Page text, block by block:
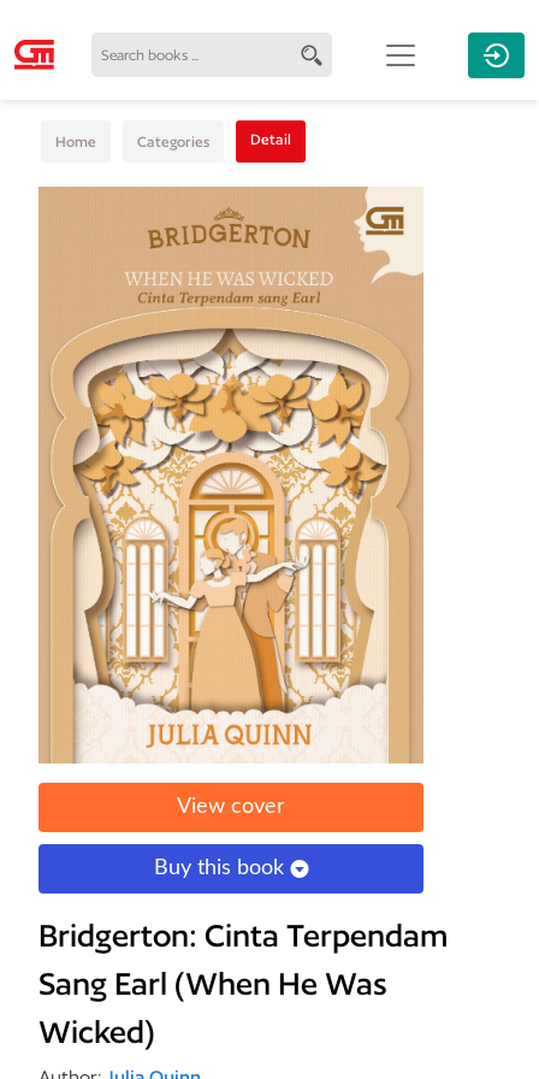
Home Categories Detail
View cover
Buy this book
Bridgerton: Cinta Terpendam
Sang Earl (When He Was
Wicked)